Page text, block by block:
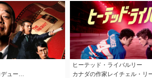
デュー…
ヒーテッド・ライバルリー
カナダの作家レイチェル・リ